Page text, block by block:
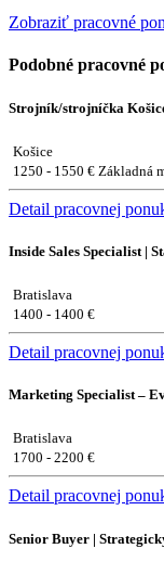
Zobraziť pracovné
Podobné pracovné
Strojník/strojníčka
Košice
1250 - 1550 € Základná
Detail pracovnej
Inside Sales Specialist |
Bratislava
1400 - 1400 €
Detail pracovnej
Marketing Specialist –
Bratislava
1700 - 2200 €
Detail pracovnej
Senior Buyer |